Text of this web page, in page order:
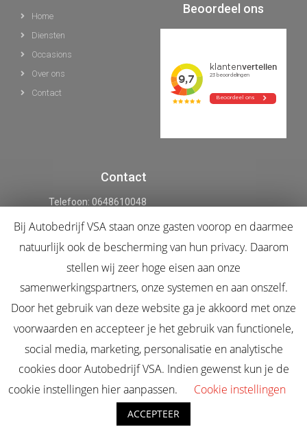
Home
Diensten
Occasions
Over ons
Contact
Beoordeel ons
Contact
Telefoon: 0648610048
info@autobedrijfvsa.nl
Louis Braillestraat 6-07
7442 DG Nijverdal
© Alle rechten voorbehouden, Autobedrijf VSA 2019
Privacyverklaring
Algemene voorwaarden
Gemaakt door AKWebsitemarketing
Bij Autobedrijf VSA staan onze gasten voorop en daarmee
natuurlijk ook de bescherming van hun privacy. Daarom
stellen wij zeer hoge eisen aan onze
samenwerkingspartners, onze systemen en aan onszelf.
Door het gebruik van deze website ga je akkoord met onze
voorwaarden en accepteer je het gebruik van functionele,
social media, marketing, personalisatie en analytische
cookies door Autobedrijf VSA. Indien gewenst kun je de
cookie instellingen hier aanpassen.
Cookie instellingen
ACCEPTEER